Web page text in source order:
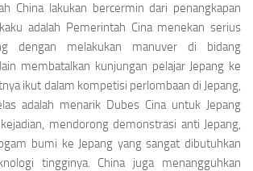
China lakukan bercermin dari penangkapan
adalah Pemerintah Cina menekan serius
dengan melakukan manuver di bidang
membatalkan kunjungan pelajar Jepang ke
ikut dalam kompetisi perlombaan di Jepang,
adalah menarik Dubes Cina untuk Jepang
mendorong demonstrasi anti Jepang,
bumi ke Jepang yang sangat dibutuhkan
tingginya. China juga menangguhkan